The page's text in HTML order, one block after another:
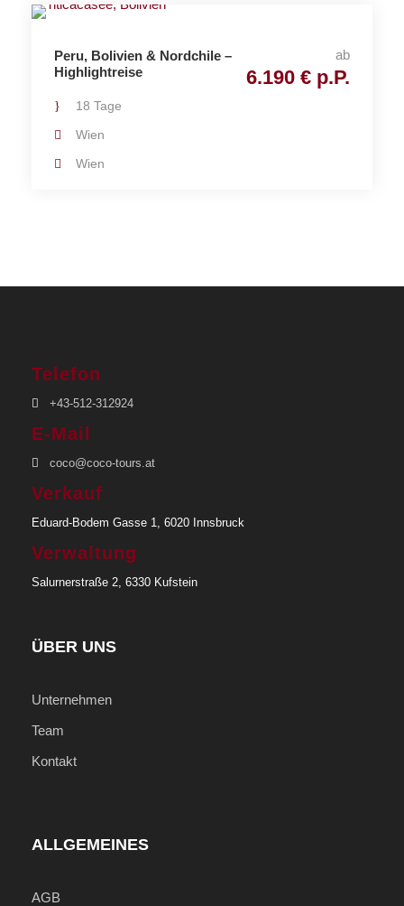
Peru, Bolivien & Nordchile –
Highlightreise
ab
6.190 € p.P.
18 Tage
Wien
Wien
Telefon
+43-512-312924
E-Mail
coco@coco-tours.at
Verkauf
Eduard-Bodem Gasse 1, 6020 Innsbruck
Verwaltung
Salurnerstraße 2, 6330 Kufstein
ÜBER UNS
Unternehmen
Team
Kontakt
ALLGEMEINES
AGB